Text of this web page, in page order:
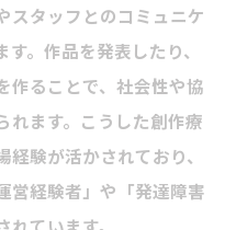
スタッフとのコミュニケ
。作品を発表したり、
作ることで、社会性や協
れます。こうした創作療
験が活かされており、
営経験者」や「発達障害